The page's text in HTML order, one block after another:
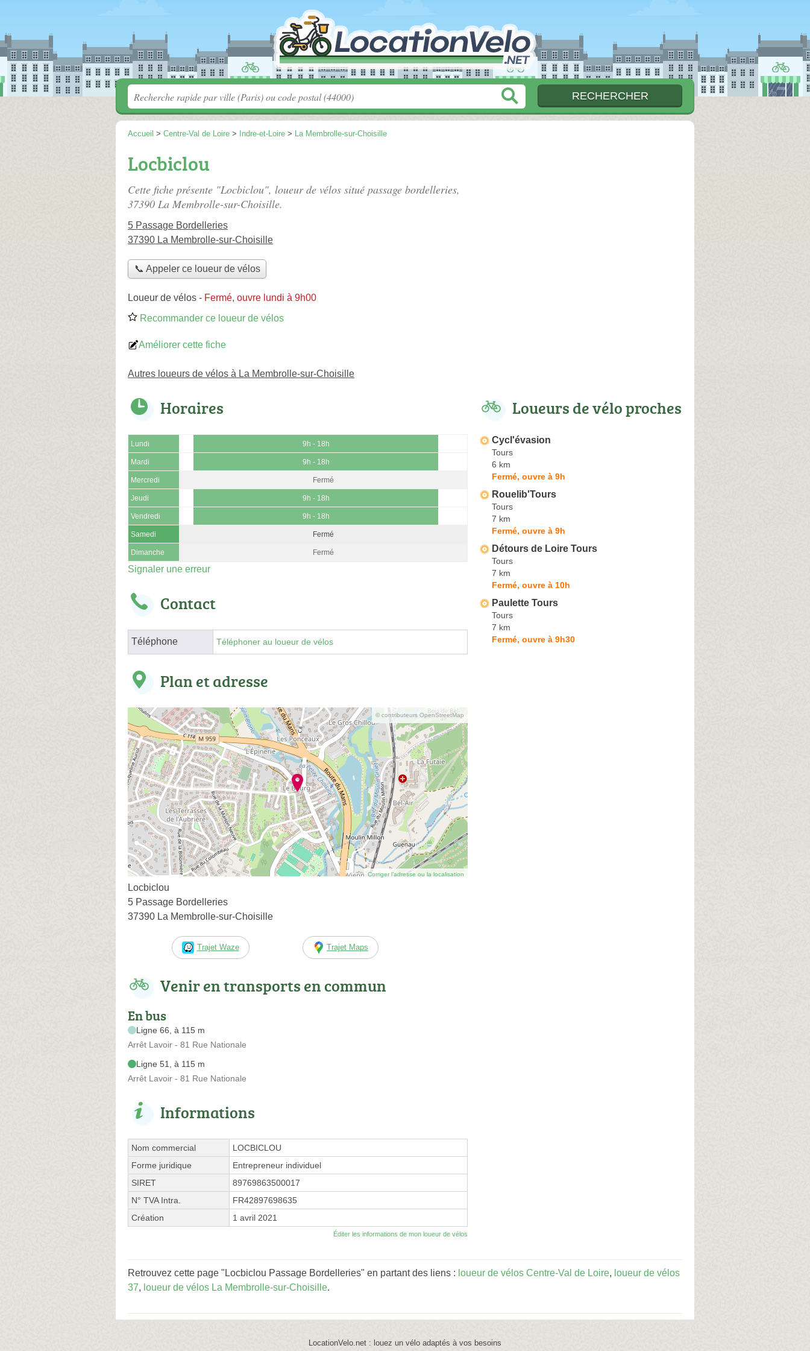
Accueil > Centre-Val de Loire > Indre-et-Loire > La Membrolle-sur-Choisille
Locbiclou
Cette fiche présente "Locbiclou", loueur de vélos situé passage bordelleries,
37390 La Membrolle-sur-Choisille.
5 Passage Bordelleries
37390 La Membrolle-sur-Choisille
📞 Appeler ce loueur de vélos
Loueur de vélos - Fermé, ouvre lundi à 9h00
Recommander ce loueur de vélos
Améliorer cette fiche
Autres loueurs de vélos à La Membrolle-sur-Choisille
Horaires
Lundi 9h - 18h
Mardi 9h - 18h
Mercredi Fermé
Jeudi 9h - 18h
Vendredi 9h - 18h
Samedi Fermé
Dimanche Fermé
Signaler une erreur
Contact
Téléphone Téléphoner au loueur de vélos
Plan et adresse
© contributeurs OpenStreetMap
Corriger l’adresse ou la localisation
Locbiclou
5 Passage Bordelleries
37390 La Membrolle-sur-Choisille
Trajet Waze Trajet Maps
Venir en transports en commun
En bus
Ligne 66, à 115 m
Arrêt Lavoir - 81 Rue Nationale
Ligne 51, à 115 m
Arrêt Lavoir - 81 Rue Nationale
Informations
Nom commercial
LOCBICLOU
Forme juridique
Entrepreneur individuel
SIRET
89769863500017
N° TVA Intra.
FR42897698635
Création
1 avril 2021
Éditer les informations de mon loueur de vélos
Loueurs de vélo proches
Cycl'évasion
Tours
6 km
Fermé, ouvre à 9h
Rouelib'Tours
Tours
7 km
Fermé, ouvre à 9h
Détours de Loire Tours
Tours
7 km
Fermé, ouvre à 10h
Paulette Tours
Tours
7 km
Fermé, ouvre à 9h30
Retrouvez cette page "Locbiclou Passage Bordelleries" en partant des liens : loueur de vélos Centre-Val de Loire, loueur de vélos
37, loueur de vélos La Membrolle-sur-Choisille.
LocationVelo.net : louez un vélo adaptés à vos besoins